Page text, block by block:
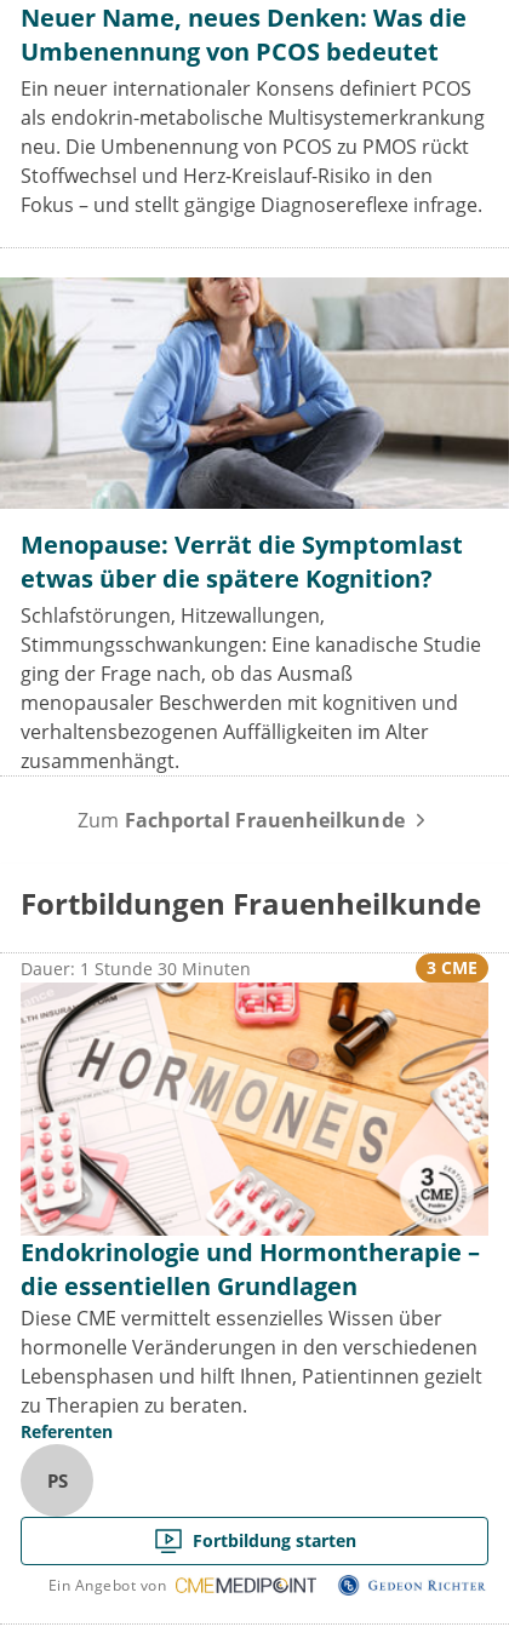
Neuer Name, neues Denken: Was die
Umbenennung von PCOS bedeutet
Ein neuer internationaler Konsens definiert PCOS
als endokrin-metabolische Multisystemerkrankung
neu. Die Umbenennung von PCOS zu PMOS rückt
Stoffwechsel und Herz-Kreislauf-Risiko in den
Fokus – und stellt gängige Diagnosereflexe infrage.
Menopause: Verrät die Symptomlast
etwas über die spätere Kognition?
Schlafstörungen, Hitzewallungen,
Stimmungsschwankungen: Eine kanadische Studie
ging der Frage nach, ob das Ausmaß
menopausaler Beschwerden mit kognitiven und
verhaltensbezogenen Auffälligkeiten im Alter
zusammenhängt.
Zum Fachportal Frauenheilkunde
Fortbildungen Frauenheilkunde
Dauer: 1 Stunde 30 Minuten 3 CME
Endokrinologie und Hormontherapie –
die essentiellen Grundlagen
Diese CME vermittelt essenzielles Wissen über
hormonelle Veränderungen in den verschiedenen
Lebensphasen und hilft Ihnen, Patientinnen gezielt
zu Therapien zu beraten.
Referenten
PS
Fortbildung starten
Ein Angebot von